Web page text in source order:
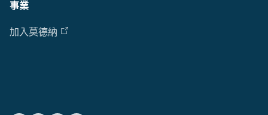
事業
加入莫德納